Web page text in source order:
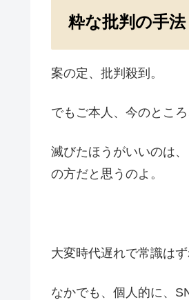
粋な批判の手法
案の定、批判殺到。
でもご本人、今のとこ
滅びたほうがいいのは
の方だと思うのよ。
大変時代遅れで常識は
なかでも、個人的に、